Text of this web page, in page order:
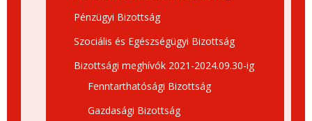
Pénzügyi Bizottság
Szociális és Egészségügyi Bizottság
Bizottsági meghívók 2021-2024.09.30-ig
Fenntarthatósági Bizottság
Gazdasági Bizottság